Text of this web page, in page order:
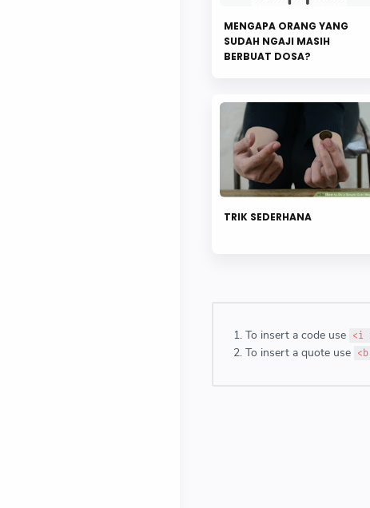
MENGAPA ORANG YANG
SUDAH NGAJI MASIH
BERBUAT DOSA?
TRIK SEDERHANA
To insert a code use <i
To insert a quote use